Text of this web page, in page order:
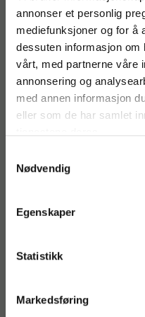
annonser et personlig
mediefunksjoner og for å
dessuten informasjon om
vårt, med partnerne våre
annonsering og
med annen informasjon
eller som de har samlet
Nødvendig
Egenskaper
Statistikk
Markedsføring
Vi tipser
1-2 dager